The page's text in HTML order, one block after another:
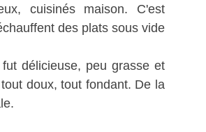
cuisinés maison. C'est
des plats sous vide
délicieuse, peu grasse et
doux, tout fondant. De la